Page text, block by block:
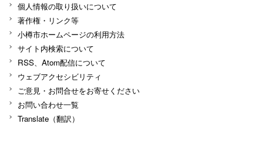
個人情報の取り扱いについて
著作権・リンク等
小樽市ホームページの利用方法
サイト内検索について
RSS、Atom配信について
ウェブアクセシビリティ
ご意見・お問合せをお寄せください
お問い合わせ一覧
Translate（翻訳）